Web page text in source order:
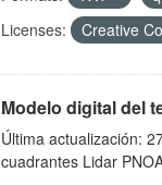
Licenses:
Creative
Modelo digital del
Última actualización:
cuadrantes Lidar